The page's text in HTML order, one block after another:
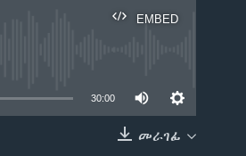
EMBED
30:00
መራገፊ